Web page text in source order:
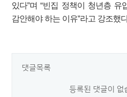
있다”며 “빈집 정책이 청년층 유
감안해야 하는 이유”라고 강조했
댓글목록
등록된 댓글이 없